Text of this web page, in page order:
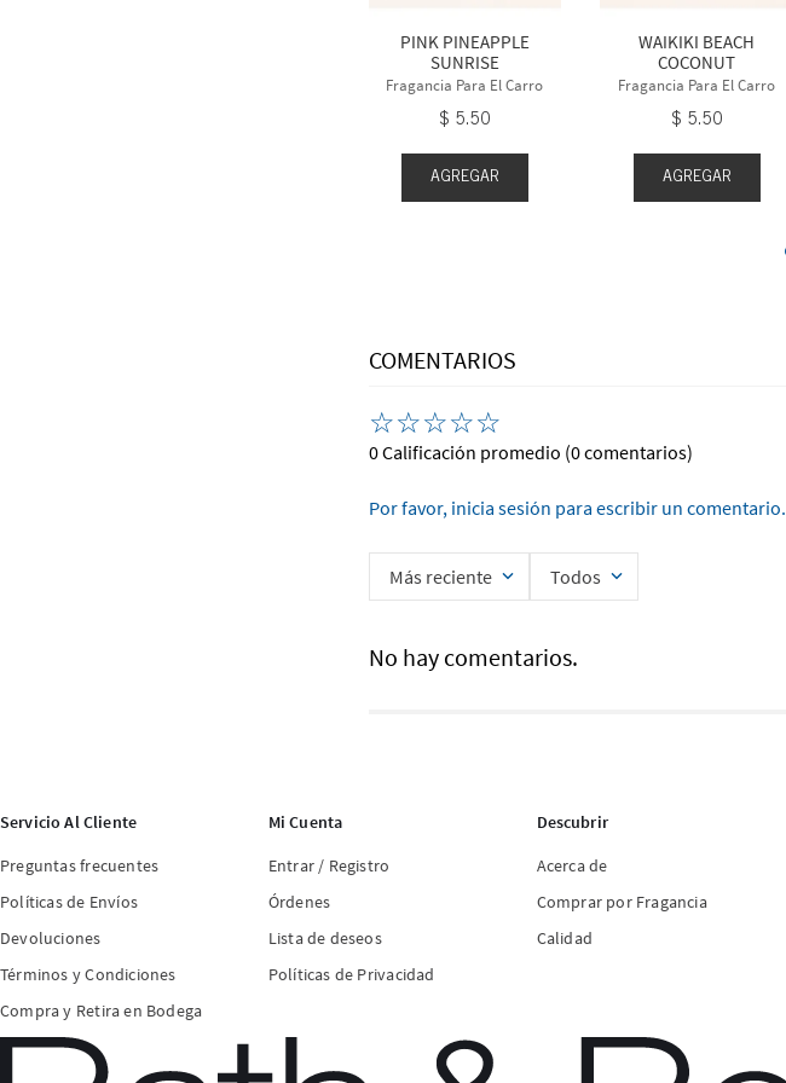
PINK PINEAPPLE
SUNRISE
Fragancia Para El Carro
$ 5.50
AGREGAR
WAIKIKI BEACH
COCONUT
Fragancia Para El Carro
$ 5.50
AGREGAR
COMENTARIOS
☆☆☆☆☆
0 Calificación promedio (0 comentarios)
Por favor, inicia sesión para escribir un comentario.
Más reciente Todos
No hay comentarios.
Servicio Al Cliente
Preguntas frecuentes
Políticas de Envíos
Devoluciones
Términos y Condiciones
Compra y Retira en Bodega
Mi Cuenta
Entrar / Registro
Órdenes
Lista de deseos
Políticas de Privacidad
Descubrir
Acerca de
Comprar por Fragancia
Calidad